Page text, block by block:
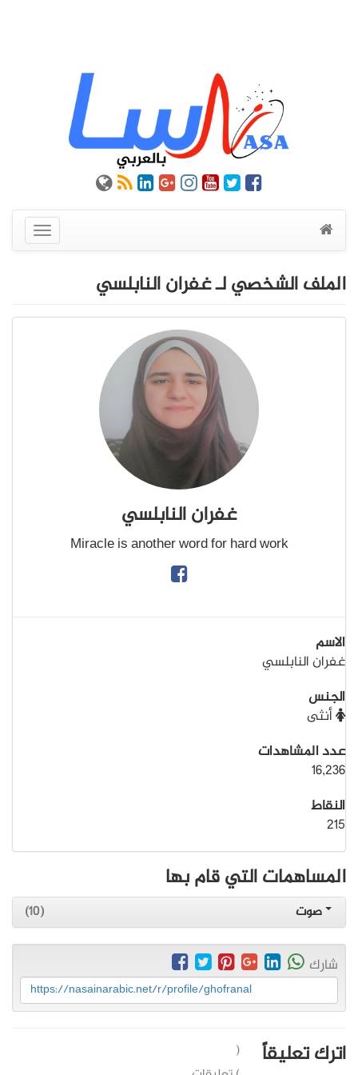
عرض
القائمة
الملف الشخصي لـ غفران النابلسي
غفران النابلسي
Miracle is another word for hard work
الاسم
غفران النابلسي
الجنس
أنثى
عدد المشاهدات
16,236
النقاط
215
المساهمات التي قام بها
صوت (10)
شارك
https://nasainarabic.net/r/profile/ghofranal
اترك تعليقاً
(